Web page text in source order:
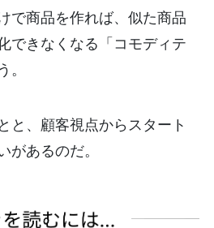
で商品を作れば、似た商品
できなくなる「コモディテ
。
と、顧客視点からスタート
があるのだ。